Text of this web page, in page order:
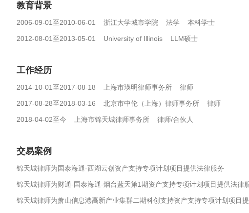
教育背景
2006-09-01至2010-06-01 浙江大学城市学院 法学 本科学士
2012-08-01至2013-05-01 University of Illinois LLM硕士
工作经历
2014-10-01至2017-08-18 上海市瑛明律师事务所 律师
2017-08-28至2018-03-16 北京市中伦（上海）律师事务所 律师
2018-04-02至今 上海市锦天城律师事务所 律师/合伙人
交易案例
锦天城律师为国泰海通-西湖云创资产支持专项计划项目提供法律服务
锦天城律师为财通-国泰海通-烟台蓝天第1期资产支持专项计划项目提供法律
锦天城律师为萧山信息港高新产业集群二期科创支持资产支持专项计划项目